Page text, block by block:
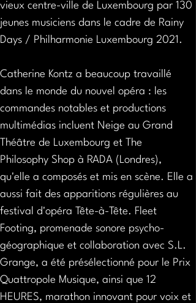
vieux centre-ville de Luxembourg par 130
jeunes musiciens dans le cadre de Rainy
Days / Philharmonie Luxembourg 2021.
Catherine Kontz a beaucoup travaillé
dans le monde du nouvel opéra : les
commandes notables et productions
multimédias incluent Neige au Grand
Théâtre de Luxembourg et The
Philosophy Shop à RADA (Londres),
qu'elle a composés et mis en scène. Elle a
aussi fait des apparitions régulières au
festival d'opéra Tête-à-Tête. Fleet
Footing, promenade sonore psycho-
géographique et collaboration avec S.L.
Grange, a été présélectionné pour le Prix
Quattropole Musique, ainsi que 12
HEURES, marathon innovant pour voix et